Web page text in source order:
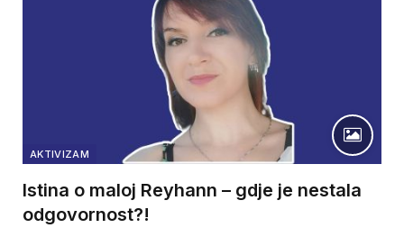
AKTIVIZAM
Istina o maloj Reyhann – gdje je nestala
odgovornost?!